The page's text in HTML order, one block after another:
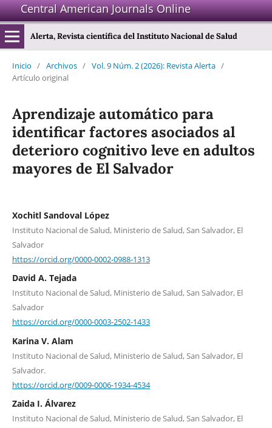
Central American Journals Online
Alerta, Revista científica del Instituto Nacional de Salud
Inicio / Archivos / Vol. 9 Núm. 2 (2026): Revista Alerta /
Artículo original
Aprendizaje automático para
identificar factores asociados al
deterioro cognitivo leve en adultos
mayores de El Salvador
Xochitl Sandoval López
Instituto Nacional de Salud, Ministerio de Salud, San Salvador, El
Salvador
https://orcid.org/0000-0002-0988-1313
David A. Tejada
Instituto Nacional de Salud, Ministerio de Salud, San Salvador, El
Salvador
https://orcid.org/0000-0003-2502-1433
Karina V. Alam
Instituto Nacional de Salud, Ministerio de Salud, San Salvador, El
Salvador.
https://orcid.org/0009-0006-1934-4534
Zaida I. Álvarez
Instituto Nacional de Salud, Ministerio de Salud, San Salvador, El